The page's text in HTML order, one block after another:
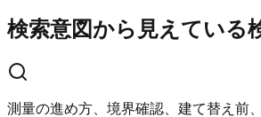
検索意図から見えている
測量の進め方、境界確認、建て替え前